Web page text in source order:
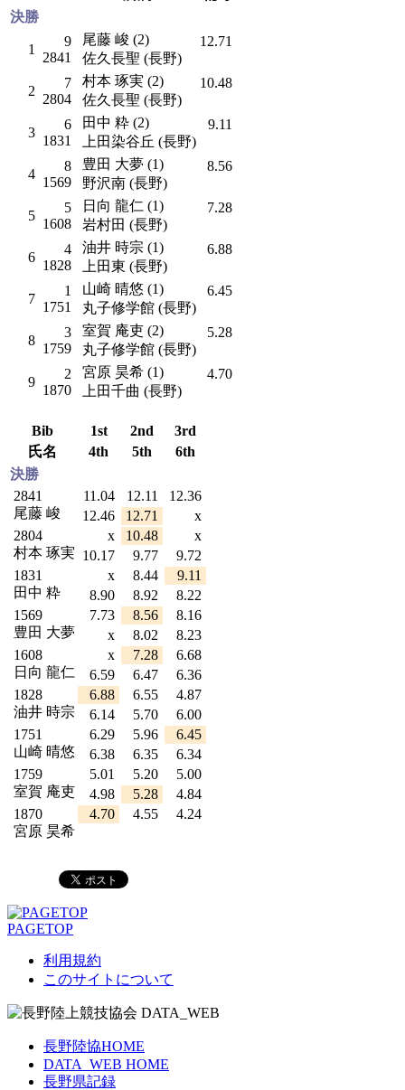
決勝
1
9
2841
尾藤 峻 (2)
佐久長聖 (長野)
12.71
2
7
2804
村本 琢実 (2)
佐久長聖 (長野)
10.48
3
6
1831
田中 粋 (2)
上田染谷丘 (長野)
9.11
4
8
1569
豊田 大夢 (1)
野沢南 (長野)
8.56
5
5
1608
日向 龍仁 (1)
岩村田 (長野)
7.28
6
4
1828
油井 時宗 (1)
上田東 (長野)
6.88
7
1
1751
山崎 晴悠 (1)
丸子修学館 (長野)
6.45
8
3
1759
室賀 庵吏 (2)
丸子修学館 (長野)
5.28
9
2
1870
宮原 昊希 (1)
上田千曲 (長野)
4.70
Bib 1st 2nd
3rd
氏名
4th 5th
6th
決勝
2841
尾藤 峻
11.04 12.11
12.36
12.46
12.71
x
2804
村本 琢実
x 10.48
x
10.17
9.77
9.72
1831
田中 粋
x 8.44
9.11
8.90
8.92
8.22
1569
豊田 大夢
7.73 8.56
8.16
x
8.02
8.23
1608
日向 龍仁
x 7.28
6.68
6.59
6.47
6.36
1828
油井 時宗
6.88 6.55
4.87
6.14
5.70
6.00
1751
山崎 晴悠
6.29 5.96
6.45
6.38
6.35
6.34
1759
室賀 庵吏
5.01 5.20
5.00
4.98
5.28
4.84
1870
宮原 昊希
4.70 4.55 4.24
PAGETOP
利用規約
このサイトについて
長野陸協HOME
DATA_WEB HOME
長野県記録